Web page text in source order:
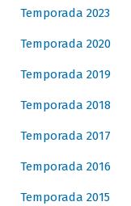
Temporada 2023
Temporada 2020
Temporada 2019
Temporada 2018
Temporada 2017
Temporada 2016
Temporada 2015